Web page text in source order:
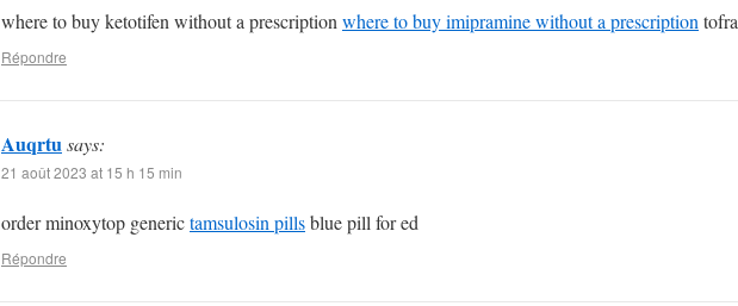
where to buy ketotifen without a prescription where to buy imipramine without a prescription
Répondre
Auqrtusays:
21 août 2023 at 15 h 15 min
order minoxytop generictamsulosin pillsblue pill for ed
Répondre